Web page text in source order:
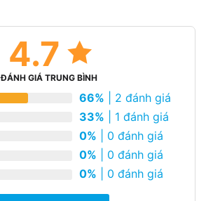
4.7
ĐÁNH GIÁ TRUNG BÌNH
66% | 2 đánh giá
33% | 1 đánh giá
0% | 0 đánh giá
0% | 0 đánh giá
0% | 0 đánh giá